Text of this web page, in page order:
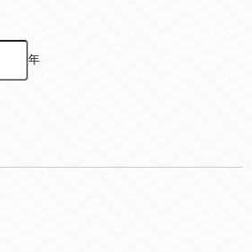
年